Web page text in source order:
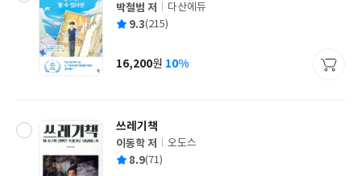
글
쓴
박철범 저
출
사
다산에듀
평 9.3(215)
가
16,200원 10%
쓰레기책
글
쓴
이동학 저
출
오도스
평 8.9(71)